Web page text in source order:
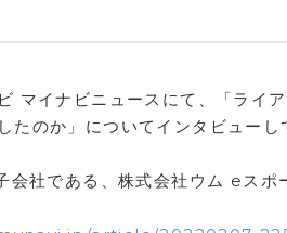
マイナビニュースにて、「ライ
たのか」についてインタビューし
会社である、株式会社ウム eスポ